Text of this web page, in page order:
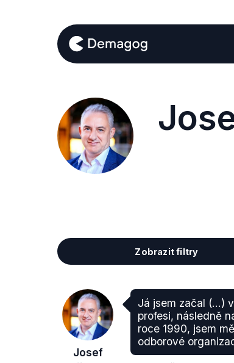
Zobrazit filtry
Josef
Já jsem začal (...)
profesi, následně
roce 1990, jsem
odborové